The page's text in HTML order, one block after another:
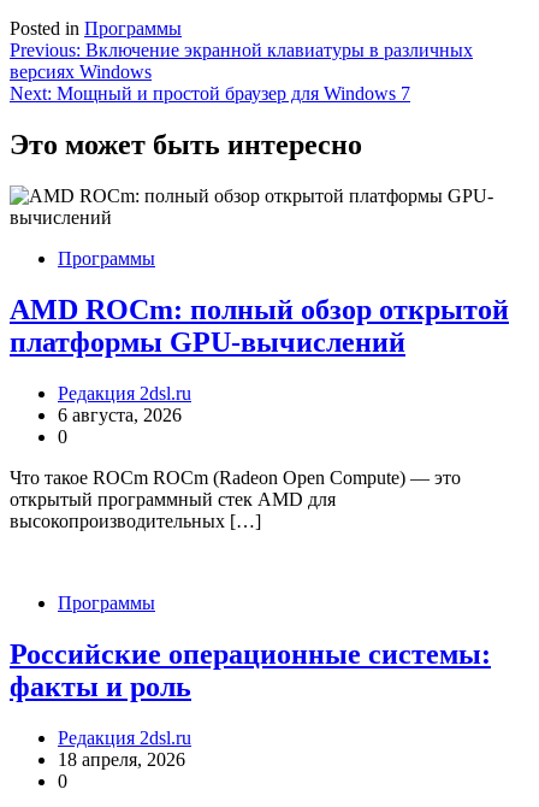
Posted in Программы
Навигация
по
Previous: Включение экранной клавиатуры в различных
версиях Windows
Next: Мощный и простой браузер для Windows 7
Это может быть интересно
Программы
AMD ROCm: полный обзор открытой
платформы GPU-вычислений
Редакция 2dsl.ru
6 августа, 2026
0
Что такое ROCm ROCm (Radeon Open Compute) — это
открытый программный стек AMD для
высокопроизводительных […]
Программы
Российские операционные системы:
факты и роль
Редакция 2dsl.ru
18 апреля, 2026
0